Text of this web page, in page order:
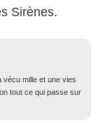
Sirènes.
vécu mille et une vies
tout ce qui passe sur